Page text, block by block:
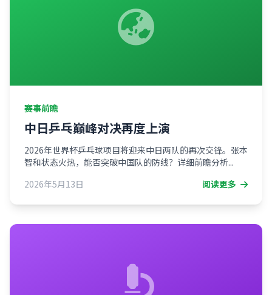
赛事前瞻
中日乒乓巅峰对决再度上演
2026年世界杯乒乓球项目将迎来中日两队的再次交锋。张本
智和状态火热，能否突破中国队的防线？详细前瞻分析...
2026年5月13日
阅读更多